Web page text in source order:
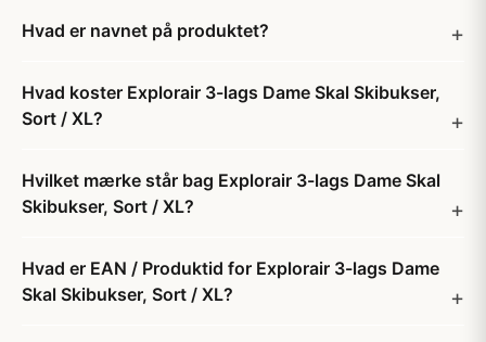
Hvad er navnet på produktet?
Hvad koster Explorair 3-lags Dame Skal Skibukser,
Sort / XL?
Hvilket mærke står bag Explorair 3-lags Dame Skal
Skibukser, Sort / XL?
Hvad er EAN / Produktid for Explorair 3-lags Dame
Skal Skibukser, Sort / XL?